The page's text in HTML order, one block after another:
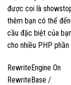
được coi là
thêm bạn có thể
cầu đặc biệt của
cho nhiều PHP
RewriteEngine On
RewriteBase /